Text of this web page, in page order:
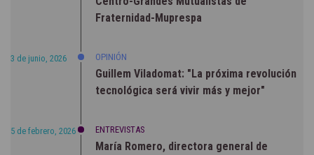
Fraternidad-Muprespa
3 de junio, 2026 OPINIÓN
Guillem Viladomat: "La próxima revolución
tecnológica será vivir más y mejor"
5 de febrero, 2026 ENTREVISTAS
María Romero, directora general de